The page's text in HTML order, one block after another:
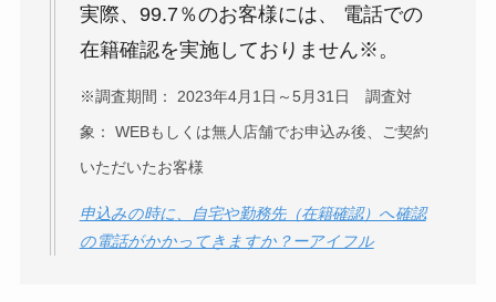
実際、99.7％のお客様には、 電話での
在籍確認を実施しておりません※。
※調査期間： 2023年4月1日～5月31日 調査対
象： WEBもしくは無人店舗でお申込み後、ご契約
いただいたお客様
申込みの時に、自宅や勤務先（在籍確認）へ確認
の電話がかかってきますか？ーアイフル